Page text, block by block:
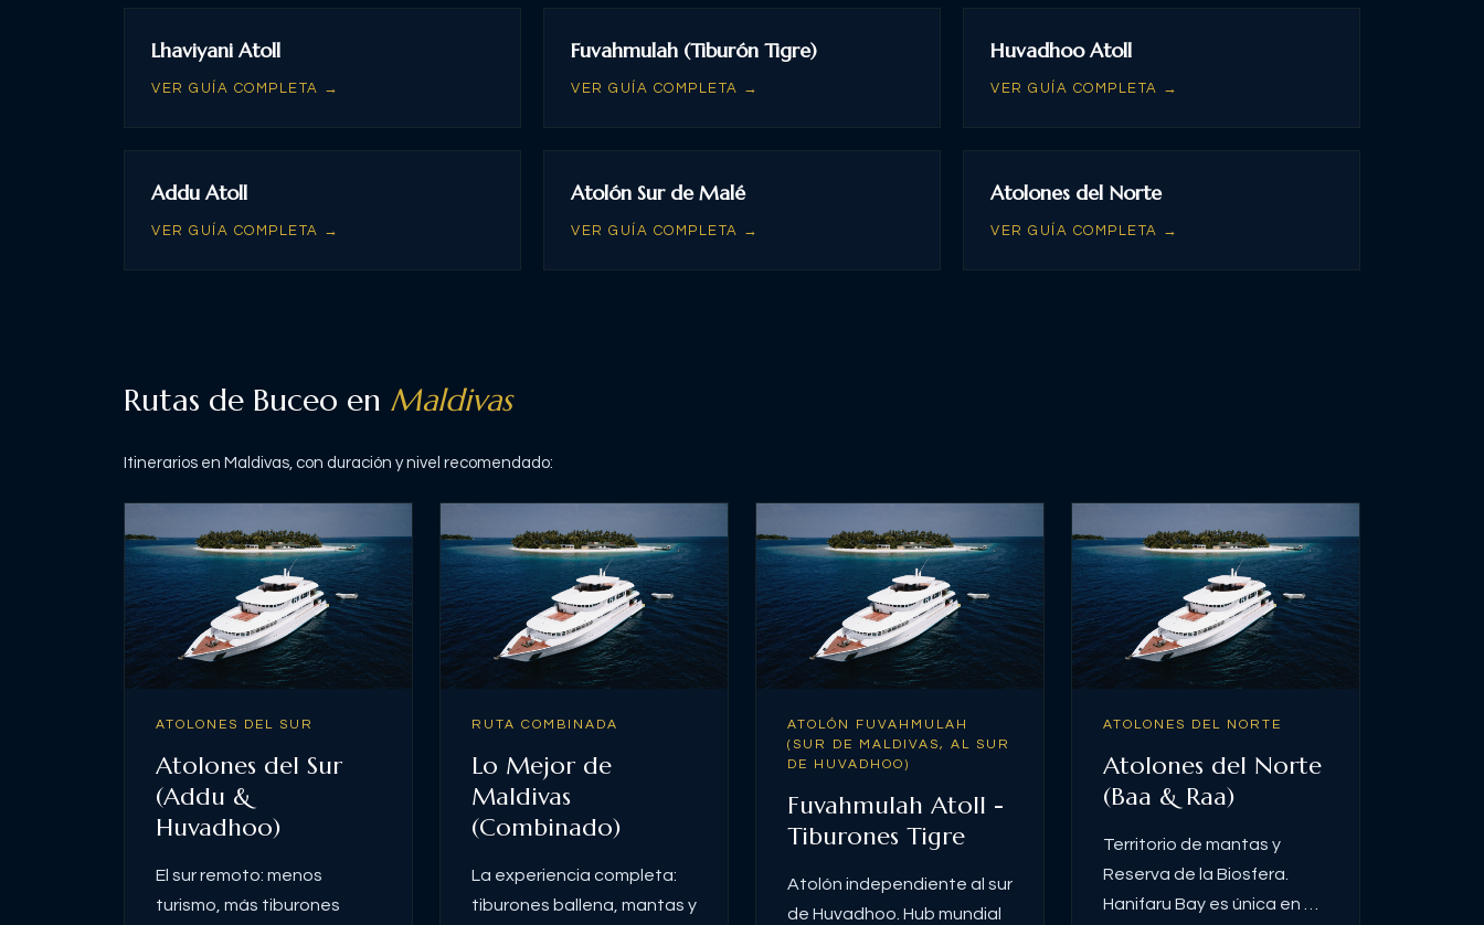
Lhaviyani Atoll
VER GUÍA COMPLETA →
Fuvahmulah (Tiburón Tigre)
VER GUÍA COMPLETA →
Huvadhoo Atoll
VER GUÍA COMPLETA →
Addu Atoll
VER GUÍA COMPLETA →
Atolón Sur de Malé
VER GUÍA COMPLETA →
Atolones del Norte
VER GUÍA COMPLETA →
Rutas de Buceo en Maldivas
Itinerarios en Maldivas, con duración y nivel recomendado:
ATOLONES DEL SUR
Atolones del Sur
(Addu &
Huvadhoo)
El sur remoto: menos
turismo, más tiburones
RUTA COMBINADA
Lo Mejor de
Maldivas
(Combinado)
La experiencia completa:
tiburones ballena, mantas y
ATOLÓN FUVAHMULAH
(SUR DE MALDIVAS, AL SUR
DE HUVADHOO)
Fuvahmulah Atoll -
Tiburones Tigre
Atolón independiente al sur
de Huvadhoo. Hub mundial
ATOLONES DEL NORTE
Atolones del Norte
(Baa & Raa)
Territorio de mantas y
Reserva de la Biosfera.
Hanifaru Bay es única en el